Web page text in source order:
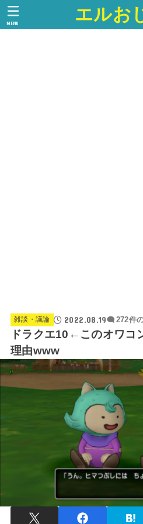
エルお
MENU
雑談・議論 2022.08.19 272件
ドラクエ10←このオワコ
理由www